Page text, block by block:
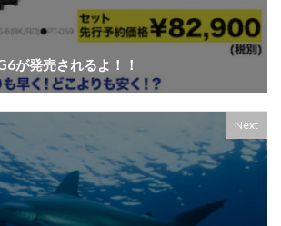
が発売されるよ！！
Next